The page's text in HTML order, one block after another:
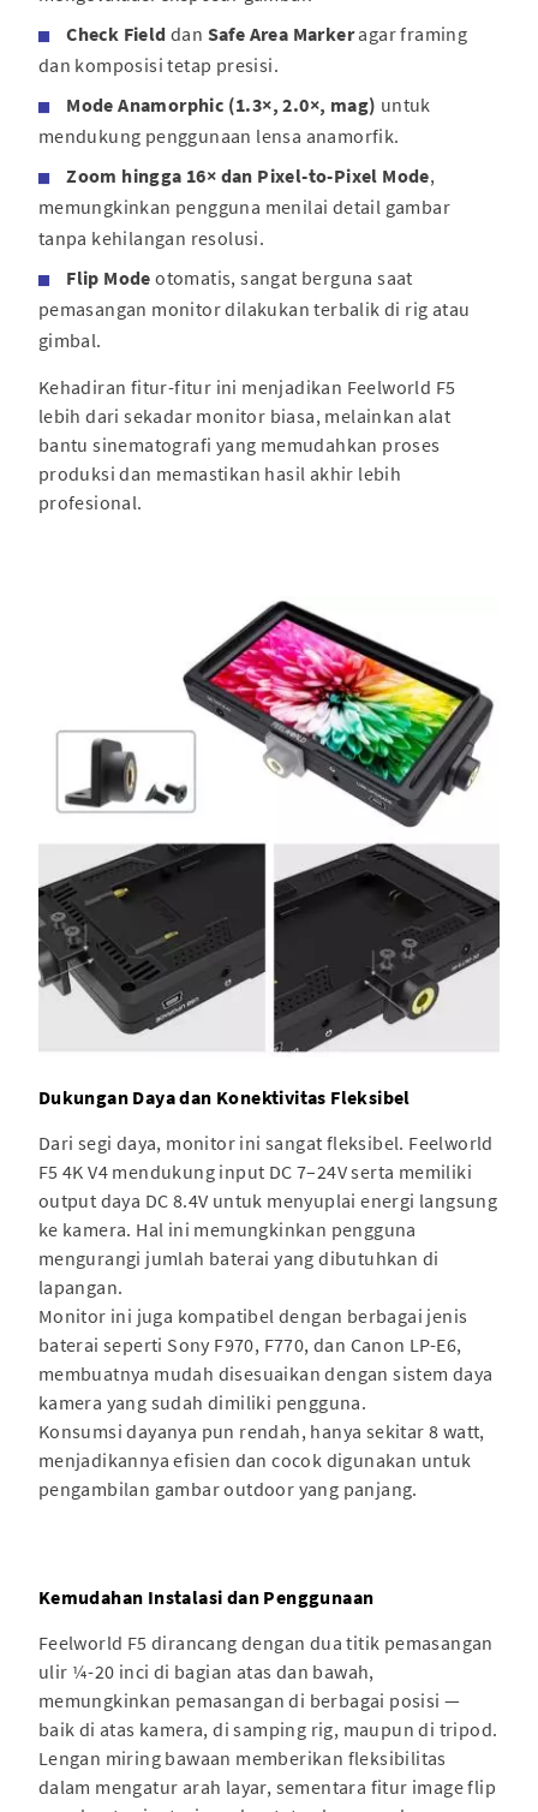
Check Field dan Safe Area Markeragar framing
dan komposisi tetap presisi.
Mode Anamorphic (1.3×, 2.0×, mag) untuk
mendukung penggunaan lensa anamorfik.
Zoom hingga 16× dan Pixel-to-Pixel Mode,
memungkinkan pengguna menilai detail gambar
tanpa kehilangan resolusi.
Flip Mode otomatis, sangat berguna saat
pemasangan monitor dilakukan terbalik di rig atau
gimbal.
Kehadiran fitur-fitur ini menjadikan Feelworld F5
lebih dari sekadar monitor biasa, melainkan alat
bantu sinematografi yang memudahkan proses
produksi dan memastikan hasil akhir lebih
profesional.
Dukungan Daya dan Konektivitas Fleksibel
Dari segi daya, monitor ini sangat fleksibel. Feelworld
F5 4K V4 mendukung input DC 7–24V serta memiliki
output daya DC 8.4V untuk menyuplai energi langsung
ke kamera. Hal ini memungkinkan pengguna
mengurangi jumlah baterai yang dibutuhkan di
lapangan.
Monitor ini juga kompatibel dengan berbagai jenis
baterai seperti Sony F970, F770, dan Canon LP-E6,
membuatnya mudah disesuaikan dengan sistem daya
kamera yang sudah dimiliki pengguna.
Konsumsi dayanya pun rendah, hanya sekitar 8 watt,
menjadikannya efisien dan cocok digunakan untuk
pengambilan gambar outdoor yang panjang.
Kemudahan Instalasi dan Penggunaan
Feelworld F5 dirancang dengan dua titik pemasangan
ulir ¼-20 inci di bagian atas dan bawah,
memungkinkan pemasangan di berbagai posisi —
baik di atas kamera, di samping rig, maupun di tripod.
Lengan miring bawaan memberikan fleksibilitas
dalam mengatur arah layar, sementara fitur image flip